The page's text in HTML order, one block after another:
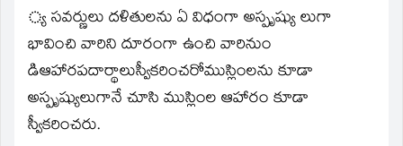
్య సవర్ణులు దళితులను ఏ విధంగా అస్పృష్యు లుగా
భావించి వారిని దూరంగా ఉంచి వారినుం
డిఆహారపదార్థాలుస్వీకరించరోముస్లింలను కూడా
అస్పృష్యులుగానే చూసి ముస్లింల ఆహారం కూడా
స్వీకరించరు.